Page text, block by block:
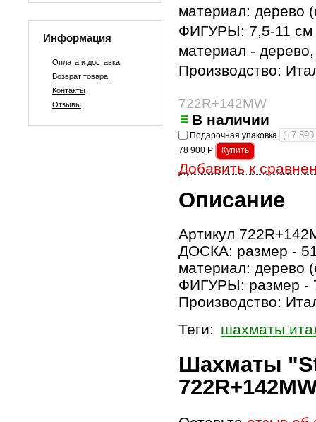
Информация
Оплата и доставка
Возврат товара
Контакты
Отзывы
материал: дерево
ФИГУРЫ: 7,5-11 см
материал -
Производство:
722R+142MW
В наличии
Подарочная упаковка
78 900 Р
Добавить к
Описание
Артикул
ДОСКА: размер -
материал: дерево
ФИГУРЫ: размер -
Производство:
Теги: шахматы
Шахматы